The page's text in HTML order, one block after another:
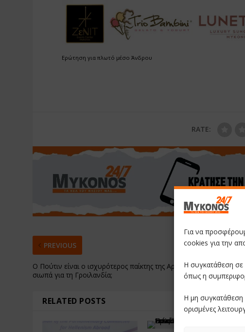
Για να
cookies για την
Η συγκατάθεση σε
όπως η
Η μη συγκατάθεση
ορισμένες
Ερώτηση για πλωτό μέσο Άνδρου
RATE:
PREVIOUS
Ο Πούτιν είναι ο ισχυρότερος παίκτης της Αρκτικής. Γιατί
σιωπά για τη Γροιλανδία;
RELATED POSTS